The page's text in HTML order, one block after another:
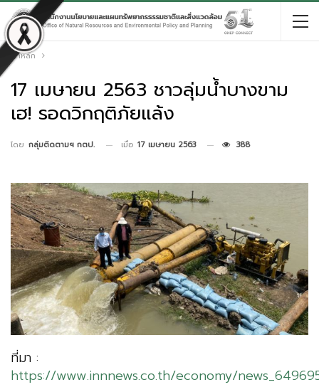
หน้าหลัก
17 เมษายน 2563 ชาวลุ่มน้ำบางขาม
เฮ! รอดวิกฤติภัยแล้ง
โดย กลุ่มติดตามฯ กตป. เมื่อ 17 เมษายน 2563 388
ที่มา :
https://www.innnews.co.th/economy/